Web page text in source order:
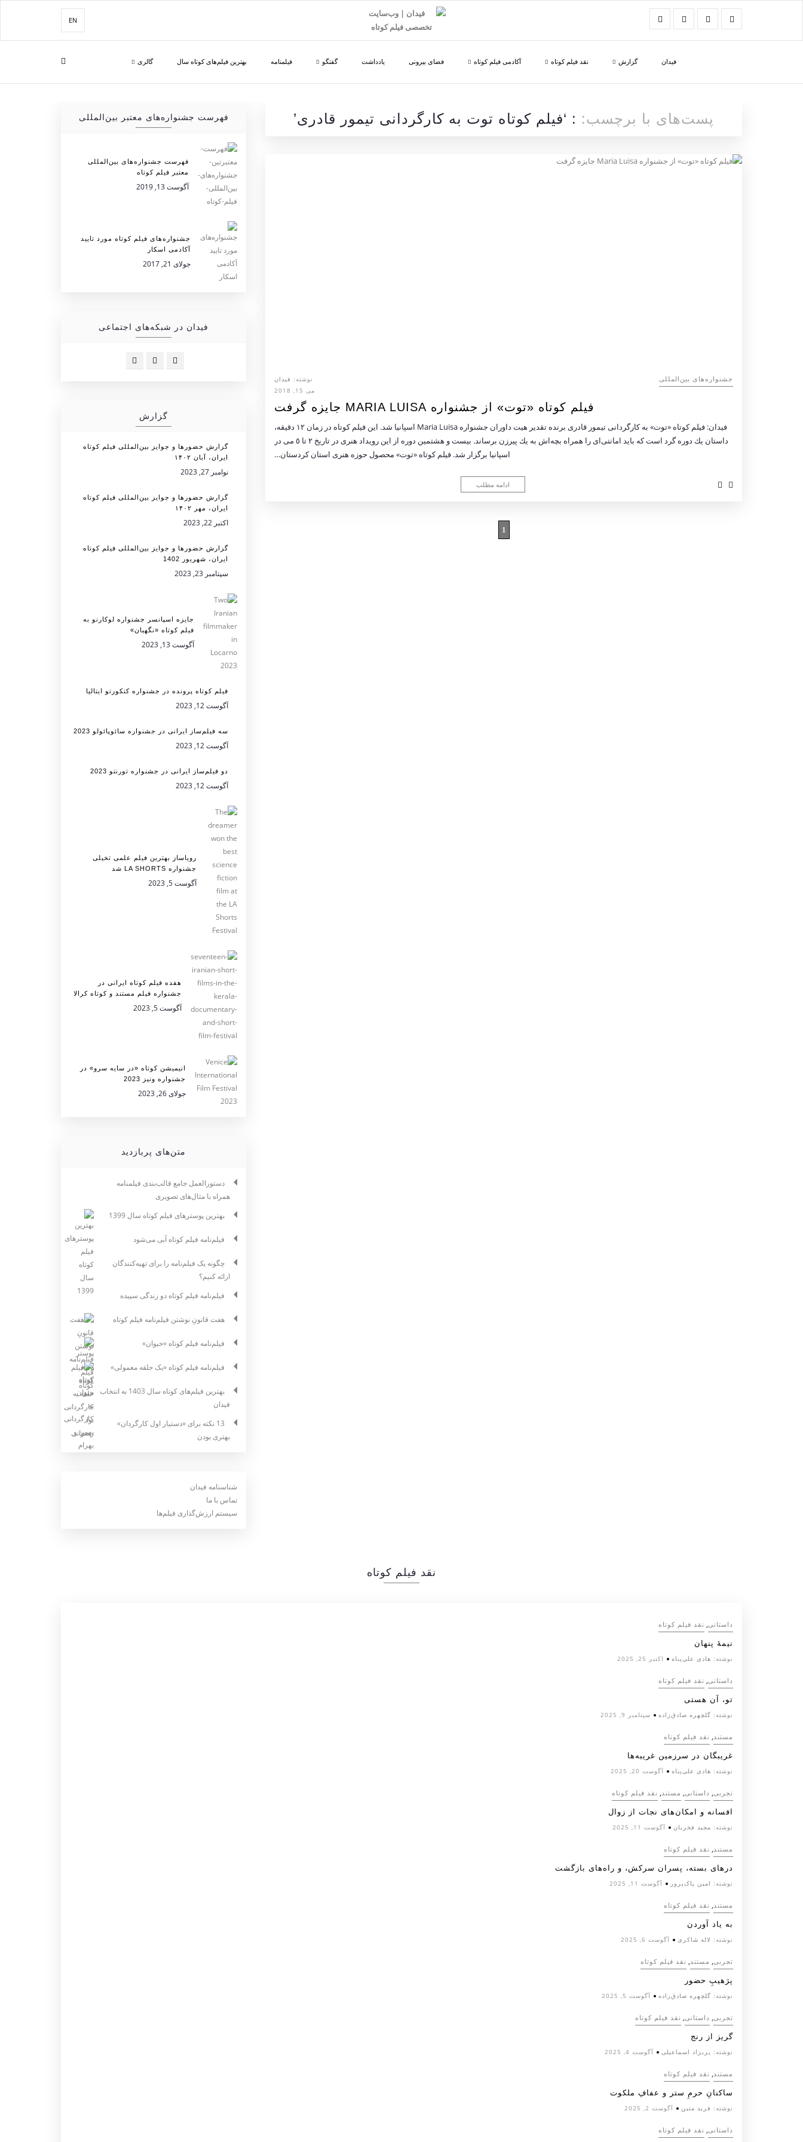
EN
فیدان گزارش نقد فیلم کوتاه آکادمی فیلم کوتاه فضای بیرونی یادداشت گفتگو فیلمنامه بهترین فیلم‌های کوتاه سال گالری
پست‌های با برچسب: : ‘فیلم کوتاه توت به کارگردانی تیمور قادری’
‌‌جشنواره‌های بین‌المللی نوشته: فیدان
می 15, 2018
فیلم کوتاه «توت» از جشنواره MARIA LUISA جایزه گرفت
فیدان: فیلم كوتاه «توت» به کارگردانی تیمور قادری برنده تقدیر هیت داوران جشنواره Maria Luisa اسپانیا شد. این فیلم كوتاه در زمان ١٢ دقیقه،
داستان یك دوره گرد است كه باید امانتی‌ای را همراه بچه‌اش به یك پیرزن برساند. بیست و هشتمین دوره از این رویداد هنری در تاریخ ٢ تا ٥ می در
اسپانیا برگزار شد. فیلم کوتاه «توت» محصول حوزه هنری استان كردستان…
ادامه مطلب
1
فهرست جشنواره‌های معتبر بین‌المللی
فهرست جشنواره‌های بین‌المللی
معتبر فیلم کوتاه
آگوست 13, 2019
جشنواره‌های فیلم کوتاه مورد تایید
آکادمی اسکار
جولای 21, 2017
فیدان در شبکه‌های اجتماعی
گزارش
گزارش حضورها و جوایز بین‌المللی فیلم کوتاه
ایران، آبان ۱۴۰۲
نوامبر 27, 2023
گزارش حضورها و جوایز بین‌المللی فیلم کوتاه
ایران، مهر ۱۴۰۲
اکتبر 22, 2023
گزارش حضورها و جوایز بین‌المللی فیلم کوتاه
ایران، شهریور 1402
سپتامبر 23, 2023
جایزه اسپانسر جشنواره لوکارنو به
فیلم کوتاه «نگهبان»
آگوست 13, 2023
فیلم کوتاه پرونده در جشنواره کنکورتو ایتالیا
آگوست 12, 2023
سه فیلم‌ساز ایرانی در جشنواره سائوپائولو 2023
آگوست 12, 2023
دو فیلم‌ساز ایرانی در جشنواره تورنتو 2023
آگوست 12, 2023
رویاساز بهترین فیلم علمی تخیلی
جشنواره LA SHORTS شد
آگوست 5, 2023
هفده فیلم کوتاه ایرانی در
جشنواره فیلم مستند و کوتاه کرالا
آگوست 5, 2023
انیمیشن کوتاه «در سایه سرو» در
جشنواره ونیز 2023
جولای 26, 2023
متن‌های پربازدید
دستورالعمل جامع قالب‌بندی فیلمنامه
همراه با مثال‌های تصویری
بهترین پوسترهای فیلم کوتاه سال 1399
فیلم‌نامه فیلم کوتاه آبی می‌شود
چگونه یک فیلم‌نامه را برای تهیه‌کنندگان
ارائه کنیم؟
فیلم‌نامه فیلم کوتاه دو زندگی سپیده
هفت قانونِ نوشتن فیلم‌نامه فیلم کوتاه
فیلم‌نامه فیلم کوتاه «حیوان»
فیلم‌نامه فیلم کوتاه «یک حلقه معمولی»
بهترین فیلم‌های کوتاه سال 1403 به انتخاب
فیدان
13 نکته برای «دستیار اول کارگردان»
بهتری بودن
شناسنامه فیدان
تماس با ما
سیستم ارزش‌گذاری فیلم‌ها
نقد فیلم کوتاه
داستانی, نقد فیلم کوتاه
نیمۀ پنهان
نوشته: هادی علی‌پناه اکتبر 25, 2025
داستانی, نقد فیلم کوتاه
تو، آن هستی
نوشته: گلچهره صادق‌زاده سپتامبر 9, 2025
مستند, نقد فیلم کوتاه
غریبگان در سرزمین غریبه‌ها
نوشته: هادی علی‌پناه آگوست 20, 2025
تجربی, داستانی, مستند, نقد فیلم کوتاه
افسانه‌ و امکان‌های نجات از زوال
نوشته: مجید فخریان آگوست 11, 2025
مستند, نقد فیلم کوتاه
درهای بسته، پسران سرکش، و راه‌های بازگشت
نوشته: امین پاک‌پرور آگوست 11, 2025
مستند, نقد فیلم کوتاه
به یاد آوردن
نوشته: لاله شاکری آگوست 6, 2025
تجربی, مستند, نقد فیلم کوتاه
پرَهیب‌ِ حضور
نوشته: گلچهره صادق‌زاده آگوست 5, 2025
تجربی, داستانی, نقد فیلم کوتاه
گریز از رنج
نوشته: پریزاد اسماعیلی آگوست 4, 2025
مستند, نقد فیلم کوتاه
ساکنانِ حرمِ ستر و عفافِ ملکوت
نوشته: فرید متین آگوست 2, 2025
داستانی, نقد فیلم کوتاه